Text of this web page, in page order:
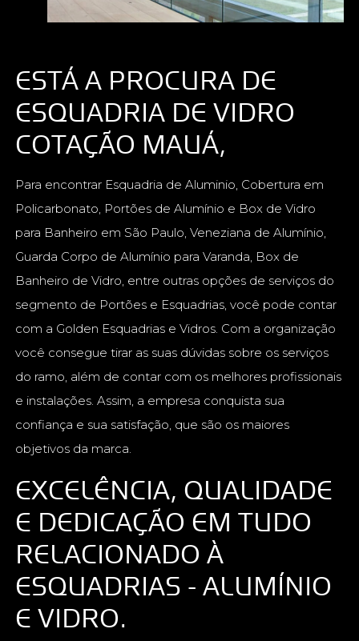
ESTÁ A PROCURA DE
ESQUADRIA DE VIDRO
COTAÇÃO MAUÁ,
Para encontrar Esquadria de Aluminio, Cobertura em
Policarbonato, Portões de Alumínio e Box de Vidro
para Banheiro em São Paulo, Veneziana de Alumínio,
Guarda Corpo de Alumínio para Varanda, Box de
Banheiro de Vidro, entre outras opções de serviços do
segmento de Portões e Esquadrias, você pode contar
com a Golden Esquadrias e Vidros. Com a organização
você consegue tirar as suas dúvidas sobre os serviços
do ramo, além de contar com os melhores profissionais
e instalações. Assim, a empresa conquista sua
confiança e sua satisfação, que são os maiores
objetivos da marca.
EXCELÊNCIA, QUALIDADE
E DEDICAÇÃO EM TUDO
RELACIONADO À
ESQUADRIAS - ALUMÍNIO
E VIDRO.